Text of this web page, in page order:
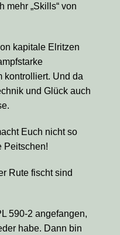
mehr „Skills“ von
kapitale Elritzen
kontrolliert. Und da
und Glück auch
Euch nicht so
Peitschen!
Rute fischt sind
590-2 angefangen,
habe. Dann bin